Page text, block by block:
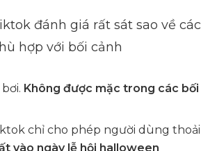
đánh giá rất sát sao về các
hợp với bối cảnh
Không được mặc trong các bối
chỉ cho phép người dùng thoải
vào ngày lễ hội halloween